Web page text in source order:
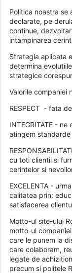
Politica noastra
declarate, pe
continue,
intampinarea
Strategia aplicata
determina
strategice
Valorile companiei
RESPECT - fata
INTEGRITATE -
atingem
cu toti clientii si
cerintelor si
EXCELENTA -
calitatea prin:
satisfacerea
Motto-ul site-ului
motto-ul
care le punem la
care colaboram,
legate de
precum si politele